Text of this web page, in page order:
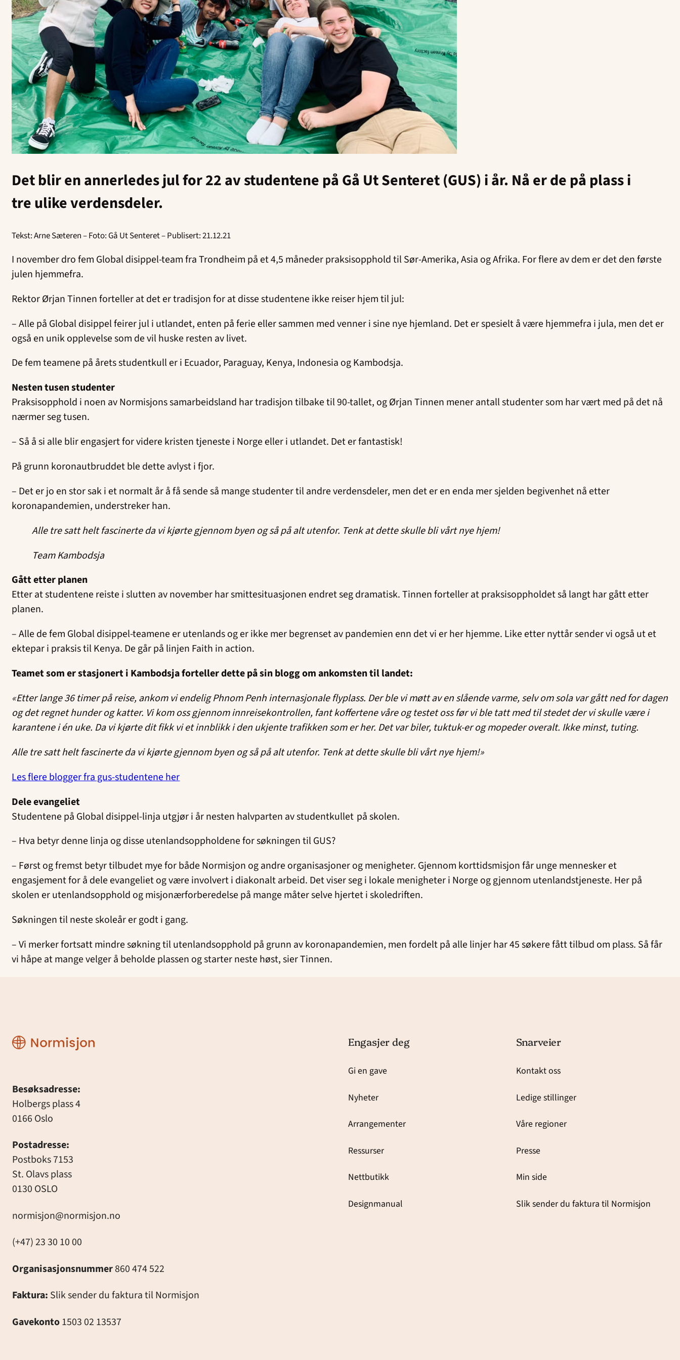
Det blir en annerledes jul for 22 av studentene på Gå Ut Senteret (GUS) i år. Nå er de på plass i
tre ulike verdensdeler.
Tekst: Arne Sæteren – Foto: Gå Ut Senteret – Publisert: 21.12.21
I november dro fem Global disippel-team fra Trondheim på et 4,5 måneder praksisopphold til Sør-Amerika, Asia og Afrika. For flere av dem er det den første
julen hjemmefra.
Rektor Ørjan Tinnen forteller at det er tradisjon for at disse studentene ikke reiser hjem til jul:
– Alle på Global disippel feirer jul i utlandet, enten på ferie eller sammen med venner i sine nye hjemland. Det er spesielt å være hjemmefra i jula, men det er
også en unik opplevelse som de vil huske resten av livet.
De fem teamene på årets studentkull er i Ecuador, Paraguay, Kenya, Indonesia og Kambodsja.
Nesten tusen studenter
Praksisopphold i noen av Normisjons samarbeidsland har tradisjon tilbake til 90-tallet, og Ørjan Tinnen mener antall studenter som har vært med på det nå
nærmer seg tusen.
– Så å si alle blir engasjert for videre kristen tjeneste i Norge eller i utlandet. Det er fantastisk!
På grunn koronautbruddet ble dette avlyst i fjor.
– Det er jo en stor sak i et normalt år å få sende så mange studenter til andre verdensdeler, men det er en enda mer sjelden begivenhet nå etter
koronapandemien, understreker han.
Alle tre satt helt fascinerte da vi kjørte gjennom byen og så på alt utenfor. Tenk at dette skulle bli vårt nye hjem!
Team Kambodsja
Gått etter planen
Etter at studentene reiste i slutten av november har smittesituasjonen endret seg dramatisk. Tinnen forteller at praksisoppholdet så langt har gått etter
planen.
– Alle de fem Global disippel-teamene er utenlands og er ikke mer begrenset av pandemien enn det vi er her hjemme. Like etter nyttår sender vi også ut et
ektepar i praksis til Kenya. De går på linjen Faith in action.
Teamet som er stasjonert i Kambodsja forteller dette på sin blogg om ankomsten til landet:
«Etter lange 36 timer på reise, ankom vi endelig Phnom Penh internasjonale flyplass. Der ble vi møtt av en slående varme, selv om sola var gått ned for dagen
og det regnet hunder og katter. Vi kom oss gjennom innreisekontrollen, fant koffertene våre og testet oss før vi ble tatt med til stedet der vi skulle være i
karantene i én uke. Da vi kjørte dit fikk vi et innblikk i den ukjente trafikken som er her. Det var biler, tuktuk-er og mopeder overalt. Ikke minst, tuting.
Alle tre satt helt fascinerte da vi kjørte gjennom byen og så på alt utenfor. Tenk at dette skulle bli vårt nye hjem!»
Les flere blogger fra gus-studentene her
Dele evangeliet
Studentene på Global disippel-linja utgjør i år nesten halvparten av studentkullet på skolen.
– Hva betyr denne linja og disse utenlandsoppholdene for søkningen til GUS?
– Først og fremst betyr tilbudet mye for både Normisjon og andre organisasjoner og menigheter. Gjennom korttidsmisjon får unge mennesker et
engasjement for å dele evangeliet og være involvert i diakonalt arbeid. Det viser seg i lokale menigheter i Norge og gjennom utenlandstjeneste. Her på
skolen er utenlandsopphold og misjonærforberedelse på mange måter selve hjertet i skoledriften.
Søkningen til neste skoleår er godt i gang.
– Vi merker fortsatt mindre søkning til utenlandsopphold på grunn av koronapandemien, men fordelt på alle linjer har 45 søkere fått tilbud om plass. Så får
vi håpe at mange velger å beholde plassen og starter neste høst, sier Tinnen.
Normisjon
Besøksadresse:
Holbergs plass 4
0166 Oslo
Postadresse:
Postboks 7153
St. Olavs plass
0130 OSLO
normisjon@normisjon.no
(+47) 23 30 10 00
Organisasjonsnummer860 474 522
Faktura: Slik sender du faktura til Normisjon
Gavekonto1503 02 13537
Engasjer deg
Gi en gave
Nyheter
Arrangementer
Ressurser
Nettbutikk
Designmanual
Snarveier
Kontakt oss
Ledige stillinger
Våre regioner
Presse
Min side
Slik sender du faktura til Normisjon